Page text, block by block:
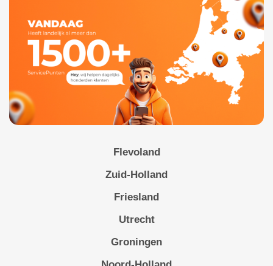
Flevoland
Zuid-Holland
Friesland
Utrecht
Groningen